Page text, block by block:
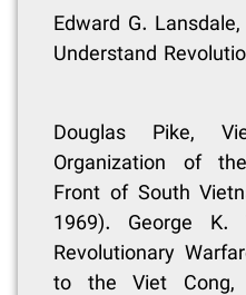
Edward G.
Understand
Douglas Pike,
Organization of
Front of South
1969). George K.
Revolutionary
to the Viet